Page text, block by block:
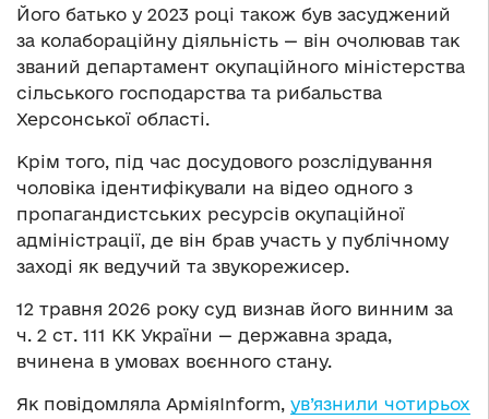
Його батько у 2023 році також був засуджений
за колабораційну діяльність — він очолював так
званий департамент окупаційного міністерства
сільського господарства та рибальства
Херсонської області.
Крім того, під час досудового розслідування
чоловіка ідентифікували на відео одного з
пропагандистських ресурсів окупаційної
адміністрації, де він брав участь у публічному
заході як ведучий та звукорежисер.
12 травня 2026 року суд визнав його винним за
ч. 2 ст. 111 КК України — державна зрада,
вчинена в умовах воєнного стану.
Як повідомляла АрміяInform, ув’язнили чотирьох